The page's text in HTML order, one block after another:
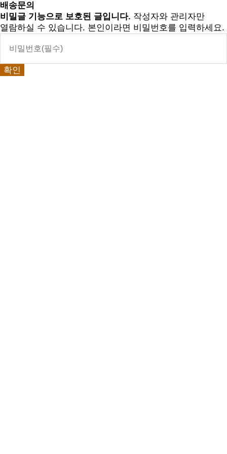
배송문의
비밀글 기능으로 보호된 글입니다. 작성자와 관리자만
열람하실 수 있습니다. 본인이라면 비밀번호를 입력하세요.